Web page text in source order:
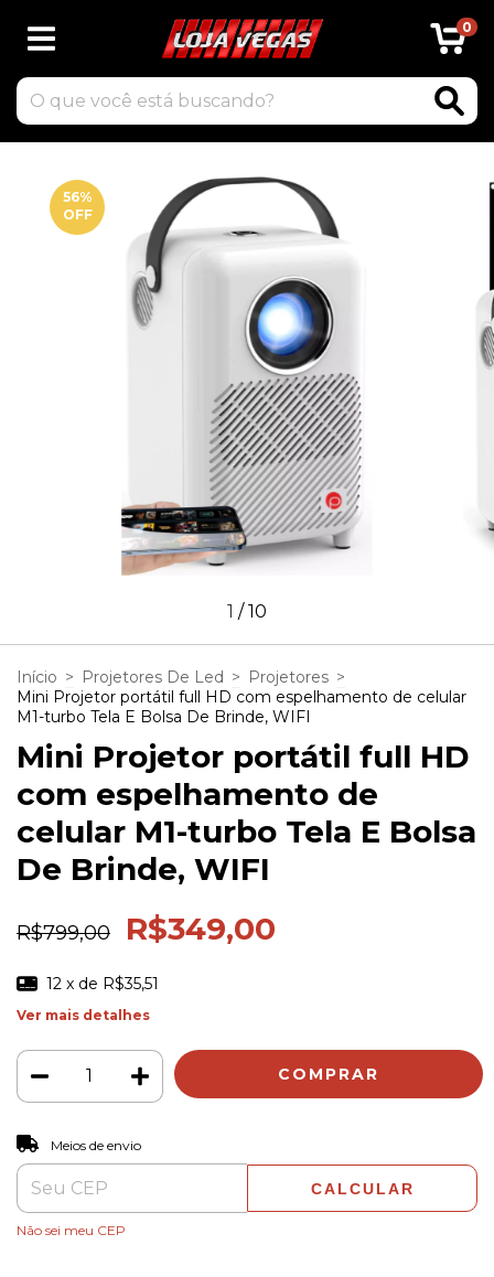
0
56%
OFF
1 /10
Início > Projetores De Led > Projetores >
Mini Projetor portátil full HD com espelhamento de celular
M1-turbo Tela E Bolsa De Brinde, WIFI
Mini Projetor portátil full HD
com espelhamento de
celular M1-turbo Tela E Bolsa
De Brinde, WIFI
R$799,00 R$349,00
12 x de R$35,51
Ver mais detalhes
Entregas para o CEP:
Meios de envio
CALCULAR
Não sei meu CEP